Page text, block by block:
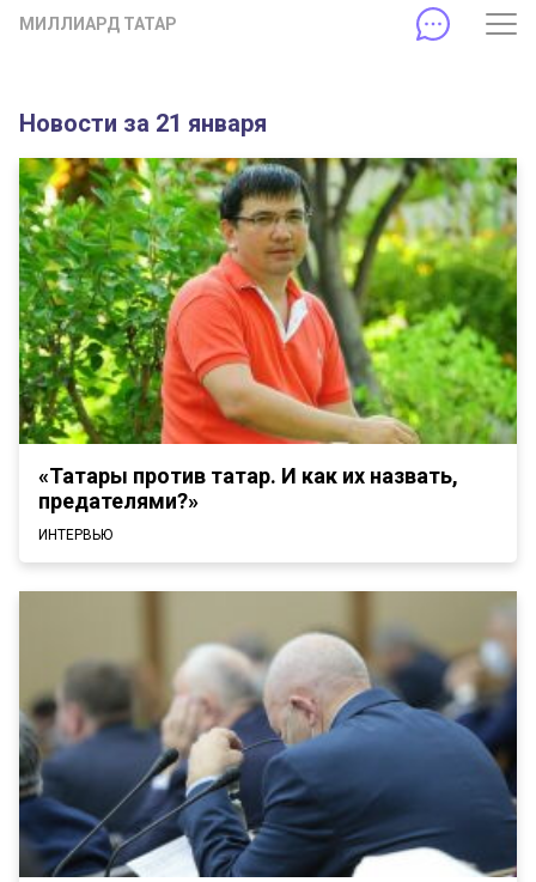
МИЛЛИАРД ТАТАР
Новости за 21 января
«Татары против татар. И как их назвать,
предателями?»
ИНТЕРВЬЮ